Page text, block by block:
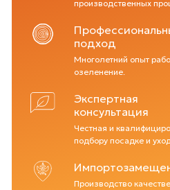
производственных
подход
Многолетний опыт
озеленение.
Экспертная
консультация
Честная и
подбору посадке и
Производство